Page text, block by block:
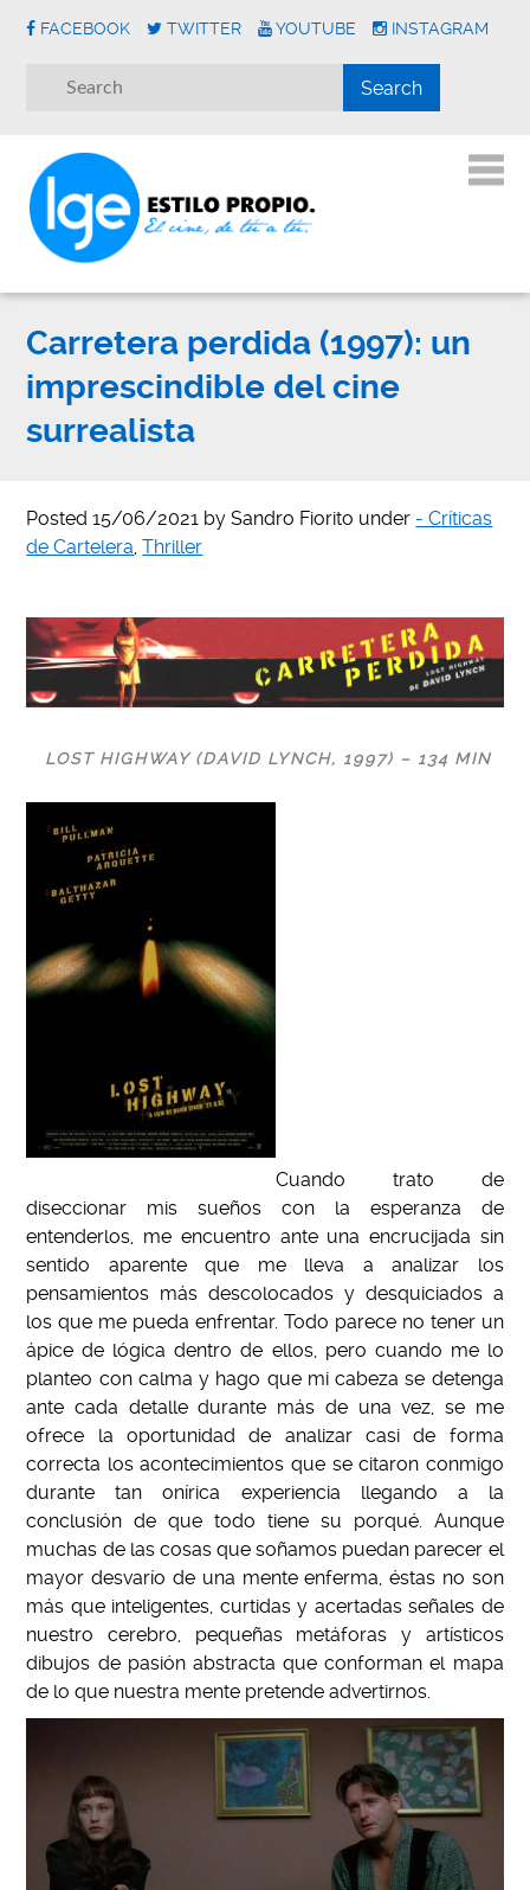
FACEBOOK TWITTER YOUTUBE INSTAGRAM
Carretera perdida (1997): un
imprescindible del cine
surrealista
Posted15/06/2021 bySandro Fiorito under - Críticas
de Cartelera,Thriller
LOST HIGHWAY (DAVID LYNCH, 1997) – 134 MIN
Cuando trato de
diseccionar mis sueños con la esperanza de
entenderlos, me encuentro ante una encrucijada sin
sentido aparente que me lleva a analizar los
pensamientos más descolocados y desquiciados a
los que me pueda enfrentar. Todo parece no tener un
ápice de lógica dentro de ellos, pero cuando me lo
planteo con calma y hago que mi cabeza se detenga
ante cada detalle durante más de una vez, se me
ofrece la oportunidad de analizar casi de forma
correcta los acontecimientos que se citaron conmigo
durante tan onírica experiencia llegando a la
conclusión de que todo tiene su porqué. Aunque
muchas de las cosas que soñamos puedan parecer el
mayor desvarío de una mente enferma, éstas no son
más que inteligentes, curtidas y acertadas señales de
nuestro cerebro, pequeñas metáforas y artísticos
dibujos de pasión abstracta que conforman el mapa
de lo que nuestra mente pretende advertirnos.